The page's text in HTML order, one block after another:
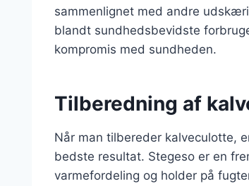
sammenlignet med andre
blandt sundhedsbevidste
kompromis med sundheden.
Tilberedning af
Når man tilbereder kalveculotte,
bedste resultat. Stegeso er en
varmefordeling og holder på